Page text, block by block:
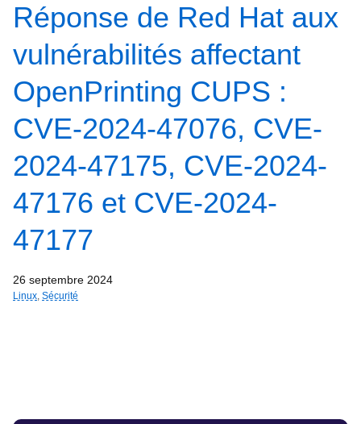
Réponse de Red Hat aux
vulnérabilités affectant
OpenPrinting CUPS :
CVE-2024-47076, CVE-
2024-47175, CVE-2024-
47176 et CVE-2024-
47177
26 septembre 2024
Linux, Sécurité